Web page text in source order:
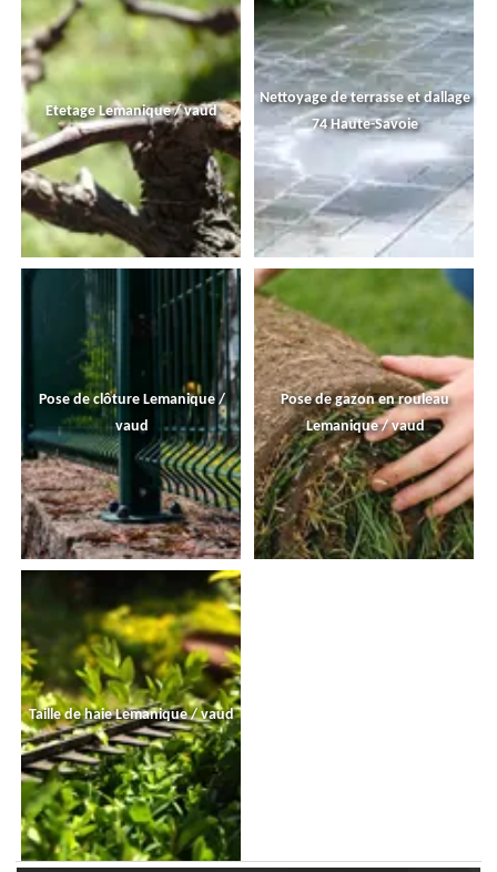
Etetage Lemanique / vaud
Nettoyage de terrasse et dallage
74 Haute-Savoie
Pose de clôture Lemanique /
vaud
Pose de gazon en rouleau
Lemanique / vaud
Taille de haie Lemanique / vaud